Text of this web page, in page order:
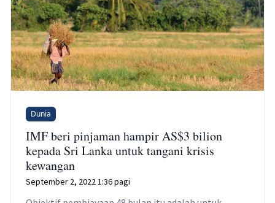
Dunia
IMF beri pinjaman hampir AS$3 bilion
kepada Sri Lanka untuk tangani krisis
kewangan
September 2, 2022 1:36 pagi